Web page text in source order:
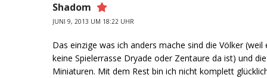
Shadom
JUNI 9, 2013 UM 18:22 UHR
Das einzige was ich anders mache sind die Völker (weil
keine Spielerrasse Dryade oder Zentaure da ist) und die
Miniaturen. Mit dem Rest bin ich nicht komplett